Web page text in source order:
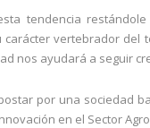
tendencia
vertebrador del
nos ayudará a seguir
por una sociedad
en el Sector